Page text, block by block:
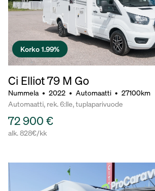
Korko 1.99%
Ci Elliot 79 M Go
Nummela • 2022 • Automaatti • 27100km
Automaatti, rek. 6:lle, tuplaparivuode
72 900 €
alk. 828€/kk